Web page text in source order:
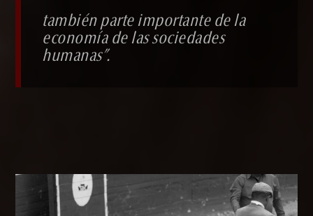
también parte importante de la
economía de las sociedades
humanas”.